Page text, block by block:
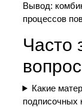
Вывод:
процессов
Часто
Какие
подписочных